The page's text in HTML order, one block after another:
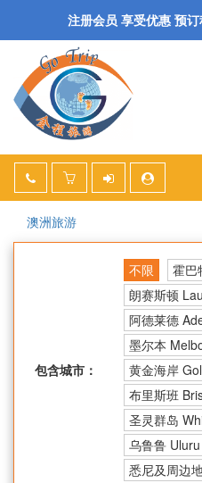
注册会员 享受优惠 预
澳洲旅游
包含城市：
不限
霍巴
朗赛斯顿
阿德莱德
墨尔本
黄金海岸
布里斯班
圣灵群岛
乌鲁鲁 Uluru
悉尼及周边